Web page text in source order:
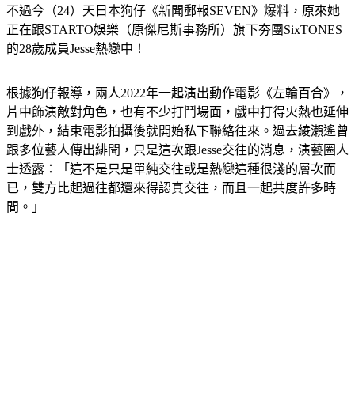
不過今（24）天日本狗仔《新聞郵報SEVEN》爆料，原來她
正在跟STARTO娛樂（原傑尼斯事務所）旗下夯團SixTONES
的28歲成員Jesse熱戀中！
根據狗仔報導，兩人2022年一起演出動作電影《左輪百合》，
片中飾演敵對角色，也有不少打鬥場面，戲中打得火熱也延伸
到戲外，結束電影拍攝後就開始私下聯絡往來。過去綾瀨遙曾
跟多位藝人傳出緋聞，只是這次跟Jesse交往的消息，演藝圈人
士透露：「這不是只是單純交往或是熱戀這種很淺的層次而
已，雙方比起過往都還來得認真交往，而且一起共度許多時
間。」